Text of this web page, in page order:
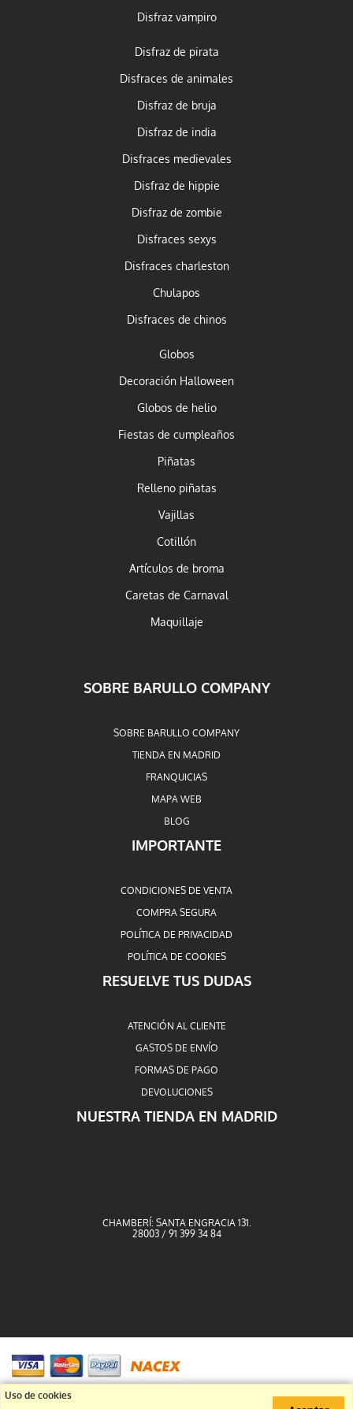
Disfraz vampiro
Disfraz de pirata
Disfraces de animales
Disfraz de bruja
Disfraz de india
Disfraces medievales
Disfraz de hippie
Disfraz de zombie
Disfraces sexys
Disfraces charleston
Chulapos
Disfraces de chinos
Globos
Decoración Halloween
Globos de helio
Fiestas de cumpleaños
Piñatas
Relleno piñatas
Vajillas
Cotillón
Artículos de broma
Caretas de Carnaval
Maquillaje
SOBRE BARULLO COMPANY
SOBRE BARULLO COMPANY
TIENDA EN MADRID
FRANQUICIAS
MAPA WEB
BLOG
IMPORTANTE
CONDICIONES DE VENTA
COMPRA SEGURA
POLÍTICA DE PRIVACIDAD
POLÍTICA DE COOKIES
RESUELVE TUS DUDAS
ATENCIÓN AL CLIENTE
GASTOS DE ENVÍO
FORMAS DE PAGO
DEVOLUCIONES
NUESTRA TIENDA EN MADRID
CHAMBERÍ: SANTA ENGRACIA 131.
28003 / 91 399 34 84
91 399 34 84
Uso de cookies